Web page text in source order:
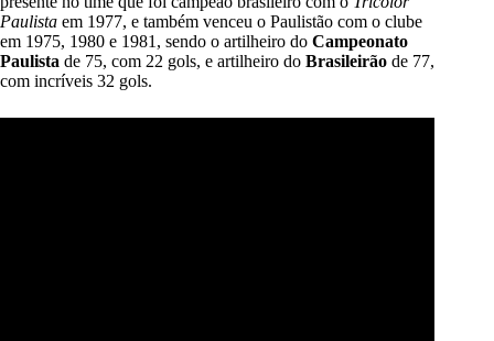
Paulista em 1977, e também venceu o Paulistão com o clube
em 1975, 1980 e 1981, sendo o artilheiro do Campeonato
Paulista de 75, com 22 gols, e artilheiro do Brasileirão de 77,
com incríveis 32 gols.